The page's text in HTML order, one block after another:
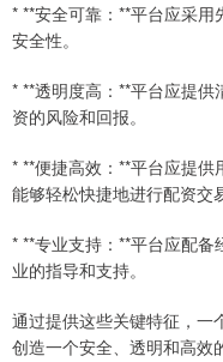
* **安全可靠：**平台应采
安全性。
* **透明度高：**平台应提
资的风险和回报。
* **便捷高效：**平台应提
能够轻松快捷地进行配资交
* **专业支持：**平台应配
业的指导和支持。
通过提供这些关键特征，一
创造一个安全、透明和高效